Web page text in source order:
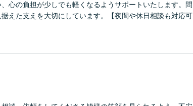
心の負担が少しでも軽くなるようサポートいたします。問
えた支えを大切にしています。【夜間や休日相談も対応可